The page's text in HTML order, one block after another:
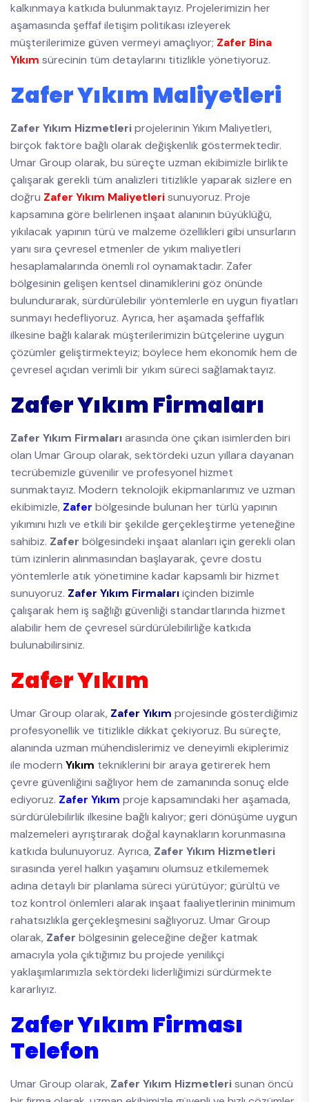
kalkınmaya katkıda bulunmaktayız. Projelerimizin her
aşamasında şeffaf iletişim politikası izleyerek
müşterilerimize güven vermeyi amaçlıyor; Zafer Bina
Yıkım sürecinin tüm detaylarını titizlikle yönetiyoruz.
Zafer Yıkım Maliyetleri
Zafer Yıkım Hizmetleriprojelerinin Yıkım Maliyetleri,
birçok faktöre bağlı olarak değişkenlik göstermektedir.
Umar Group olarak, bu süreçte uzman ekibimizle birlikte
çalışarak gerekli tüm analizleri titizlikle yaparak sizlere en
doğru Zafer Yıkım Maliyetlerisunuyoruz. Proje
kapsamına göre belirlenen inşaat alanının büyüklüğü,
yıkılacak yapının türü ve malzeme özellikleri gibi unsurların
yanı sıra çevresel etmenler de yıkım maliyetleri
hesaplamalarında önemli rol oynamaktadır. Zafer
bölgesinin gelişen kentsel dinamiklerini göz önünde
bulundurarak, sürdürülebilir yöntemlerle en uygun fiyatları
sunmayı hedefliyoruz. Ayrıca, her aşamada şeffaflık
ilkesine bağlı kalarak müşterilerimizin bütçelerine uygun
çözümler geliştirmekteyiz; böylece hem ekonomik hem de
çevresel açıdan verimli bir yıkım süreci sağlamaktayız.
Zafer Yıkım Firmaları
Zafer Yıkım Firmalarıarasında öne çıkan isimlerden biri
olan Umar Group olarak, sektördeki uzun yıllara dayanan
tecrübemizle güvenilir ve profesyonel hizmet
sunmaktayız. Modern teknolojik ekipmanlarımız ve uzman
ekibimizle, Zafer bölgesinde bulunan her türlü yapının
yıkımını hızlı ve etkili bir şekilde gerçekleştirme yeteneğine
sahibiz. Zafer bölgesindeki inşaat alanları için gerekli olan
tüm izinlerin alınmasından başlayarak, çevre dostu
yöntemlerle atık yönetimine kadar kapsamlı bir hizmet
sunuyoruz. Zafer Yıkım Firmalarıiçinden bizimle
çalışarak hem iş sağlığı güvenliği standartlarında hizmet
alabilir hem de çevresel sürdürülebilirliğe katkıda
bulunabilirsiniz.
Zafer Yıkım
Umar Group olarak, Zafer Yıkım projesinde gösterdiğimiz
profesyonellik ve titizlikle dikkat çekiyoruz. Bu süreçte,
alanında uzman mühendislerimiz ve deneyimli ekiplerimiz
ile modern Yıkım tekniklerini bir araya getirerek hem
çevre güvenliğini sağlıyor hem de zamanında sonuç elde
ediyoruz. Zafer Yıkım proje kapsamındaki her aşamada,
sürdürülebilirlik ilkesine bağlı kalıyor; geri dönüşüme uygun
malzemeleri ayrıştırarak doğal kaynakların korunmasına
katkıda bulunuyoruz. Ayrıca, Zafer Yıkım Hizmetleri
sırasında yerel halkın yaşamını olumsuz etkilememek
adına detaylı bir planlama süreci yürütüyor; gürültü ve
toz kontrol önlemleri alarak inşaat faaliyetlerinin minimum
rahatsızlıkla gerçekleşmesini sağlıyoruz. Umar Group
olarak, Zafer bölgesinin geleceğine değer katmak
amacıyla yola çıktığımız bu projede yenilikçi
yaklaşımlarımızla sektördeki liderliğimizi sürdürmekte
kararlıyız.
Zafer Yıkım Firması
Telefon
Umar Group olarak, Zafer Yıkım Hizmetlerisunan öncü